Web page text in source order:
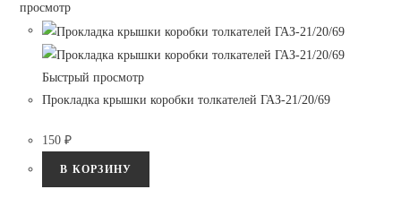
просмотр
Быстрый просмотр
Прокладка крышки коробки толкателей ГАЗ-21/20/69
150₽
В КОРЗИНУ